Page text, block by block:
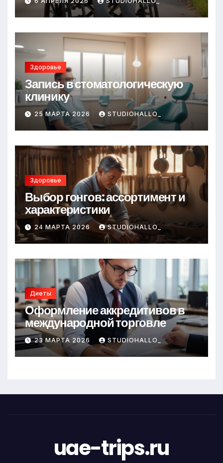
Здоровье
Запись в стоматологическую
клинику
25 МАРТА 2026 STUDIOHALLO_
Здоровье
Выбор гонгов: ассортимент и
характеристики
24 МАРТА 2026 STUDIOHALLO_
Диеты
Оформление аккредитивов в
международной торговле
23 МАРТА 2026 STUDIOHALLO_
uae-trips.ru